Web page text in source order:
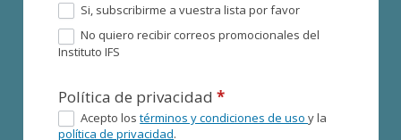
Si, subscribirme a vuestra lista por favor
No quiero recibir correos promocionales del
Instituto IFS
Política de privacidad*
Acepto lostérminos y condiciones de usoy la
política de privacidad.